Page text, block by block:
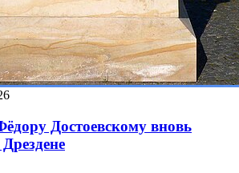
Достоевскому вновь